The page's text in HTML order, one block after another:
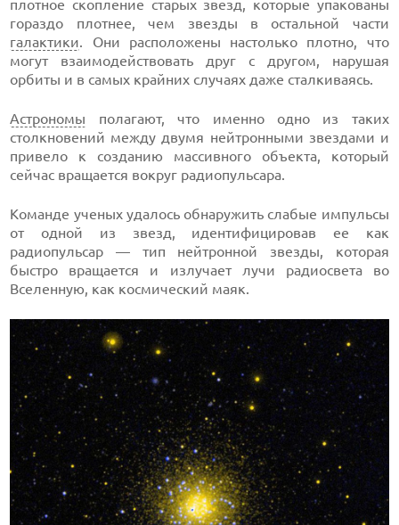
плотное скопление старых звезд, которые упакованы
гораздо плотнее, чем звезды в остальной части
галактики. Они расположены настолько плотно, что
могут взаимодействовать друг с другом, нарушая
орбиты и в самых крайних случаях даже сталкиваясь.
Астрономы полагают, что именно одно из таких
столкновений между двумя нейтронными звездами и
привело к созданию массивного объекта, который
сейчас вращается вокруг радиопульсара.
Команде ученых удалось обнаружить слабые импульсы
от одной из звезд, идентифицировав ее как
радиопульсар — тип нейтронной звезды, которая
быстро вращается и излучает лучи радиосвета во
Вселенную, как космический маяк.